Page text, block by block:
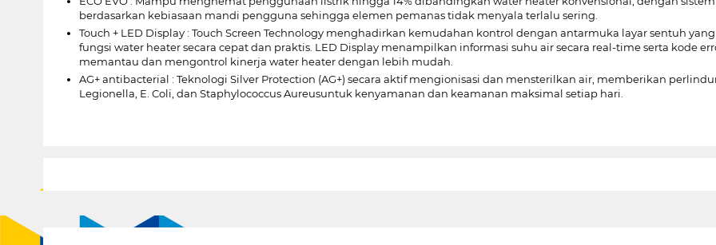
berdasarkan kebiasaan mandi pengguna sehingga elemen pemanas tidak menyala terlalu sering.
Touch + LED Display : Touch Screen Technology menghadirkan kemudahan kontrol dengan antarmuka layar sentuh
fungsi water heater secara cepat dan praktis. LED Display menampilkan informasi suhu air secara real-time serta kode
memantau dan mengontrol kinerja water heater dengan lebih mudah.
AG+ antibacterial : Teknologi Silver Protection (AG+) secara aktif mengionisasi dan mensterilkan air, memberikan
Legionella, E. Coli, dan Staphylococcus Aureusuntuk kenyamanan dan keamanan maksimal setiap hari.